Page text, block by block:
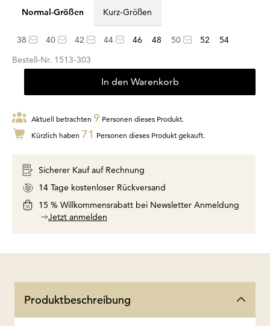
Normal-Größen Kurz-Größen
38 40 42 44 46 48 50 52
54
Bestell-Nr. 1513-303
In den Warenkorb
Aktuell betrachten 9 Personen dieses Produkt.
Kürzlich haben 71 Personen dieses Produkt gekauft.
Sicherer Kauf auf Rechnung
14 Tage kostenloser Rückversand
15 % Willkommensrabatt bei Newsletter Anmeldung
Jetzt anmelden
Produktbeschreibung